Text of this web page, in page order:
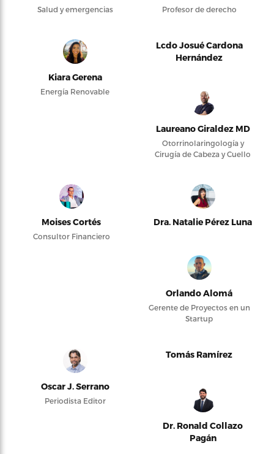
Salud y emergencias Profesor de derecho
Kiara Gerena
Energía Renovable
Lcdo Josué Cardona
Hernández
Laureano Giraldez MD
Otorrinolaringología y
Cirugía de Cabeza y Cuello
Moises Cortés
Consultor Financiero
Dra. Natalie Pérez Luna
Orlando Alomá
Gerente de Proyectos en un
Startup
Oscar J. Serrano
Periodista Editor
Tomás Ramírez
Dr. Ronald Collazo
Pagán